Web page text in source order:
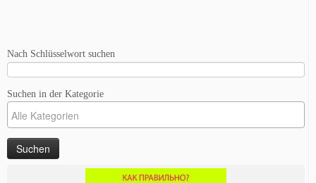
Nach Schlüsselwort suchen
Suchen in der Kategorie